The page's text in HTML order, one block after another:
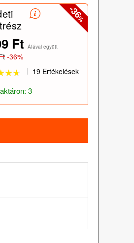
-36
%
Ft Áfával együtt
-36%
19 Ertékelések
3